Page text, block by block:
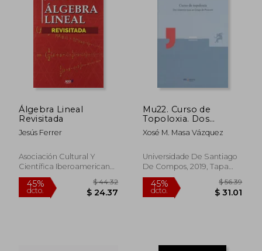
Álgebra Lineal
Revisitada
Jesús Ferrer
Asociación Cultural Y
Científica Iberoamericana,
2019, 1 Edición, Tapa
Blanda, Nuevo
Mu22. Curso de
Topoloxia. Dos
Numeros Reais ao
Grupo Poinca (en
Xosé M. Masa Vázquez
Universidade De Santiago
De Compos, 2019, Tapa
Blanda, Nuevo